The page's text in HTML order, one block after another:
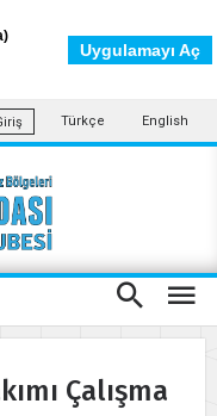
Türkçe English
Çalışma
Uygulamayı Aç